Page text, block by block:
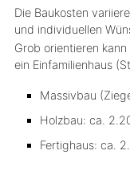
Die Baukosten
und individuellen
Grob orientieren
ein Einfamilienhaus
Massivbau
Holzbau: ca.
Fertighaus: ca.